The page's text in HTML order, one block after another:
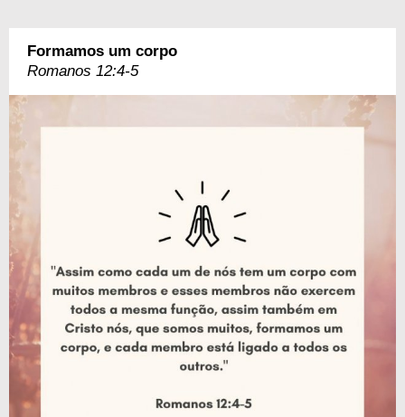
Formamos um corpo
Romanos 12:4-5